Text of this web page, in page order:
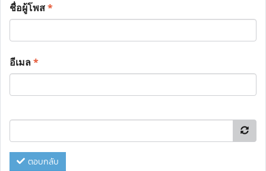
ชื่อผู้โพส*
อีเมล*
ตอบกลับ